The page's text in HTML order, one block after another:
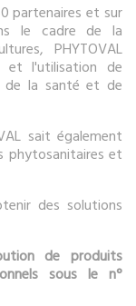
partenaires et sur
le cadre de la
PHYTOVAL
et l'utilisation de
de la santé et de
sait également
phytosanitaires et
des solutions
de produits
sous le n°